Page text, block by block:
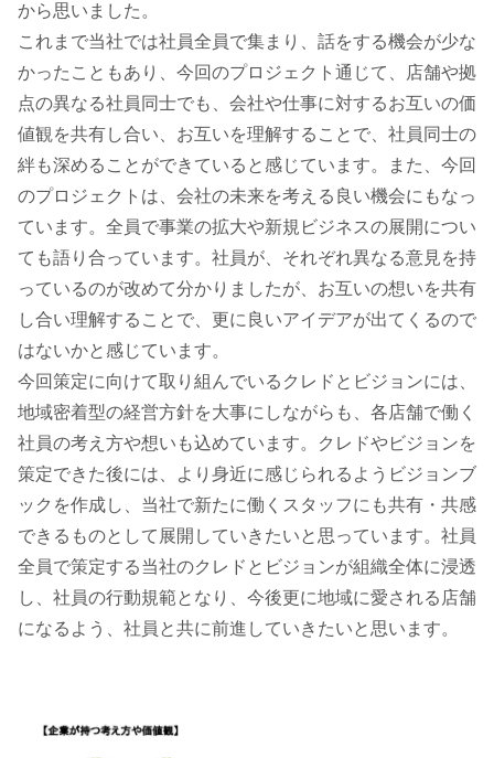
から思いました。
これまで当社では社員全員で集まり、話をする機会が少な
かったこともあり、今回のプロジェクト通じて、店舗や拠
点の異なる社員同士でも、会社や仕事に対するお互いの価
値観を共有し合い、お互いを理解することで、社員同士の
絆も深めることができていると感じています。また、今回
のプロジェクトは、会社の未来を考える良い機会にもなっ
ています。全員で事業の拡大や新規ビジネスの展開につい
ても語り合っています。社員が、それぞれ異なる意見を持
っているのが改めて分かりましたが、お互いの想いを共有
し合い理解することで、更に良いアイデアが出てくるので
はないかと感じています。
今回策定に向けて取り組んでいるクレドとビジョンには、
地域密着型の経営方針を大事にしながらも、各店舗で働く
社員の考え方や想いも込めています。クレドやビジョンを
策定できた後には、より身近に感じられるようビジョンブ
ックを作成し、当社で新たに働くスタッフにも共有・共感
できるものとして展開していきたいと思っています。社員
全員で策定する当社のクレドとビジョンが組織全体に浸透
し、社員の行動規範となり、今後更に地域に愛される店舗
になるよう、社員と共に前進していきたいと思います。